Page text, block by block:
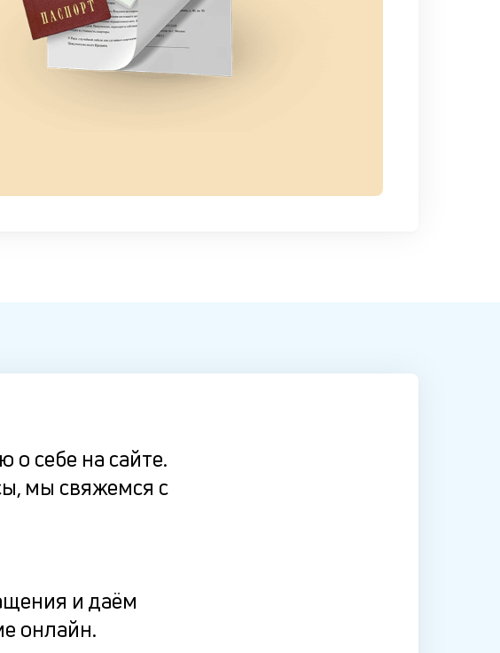
себе на сайте.
мы свяжемся с
и даём
онлайн.